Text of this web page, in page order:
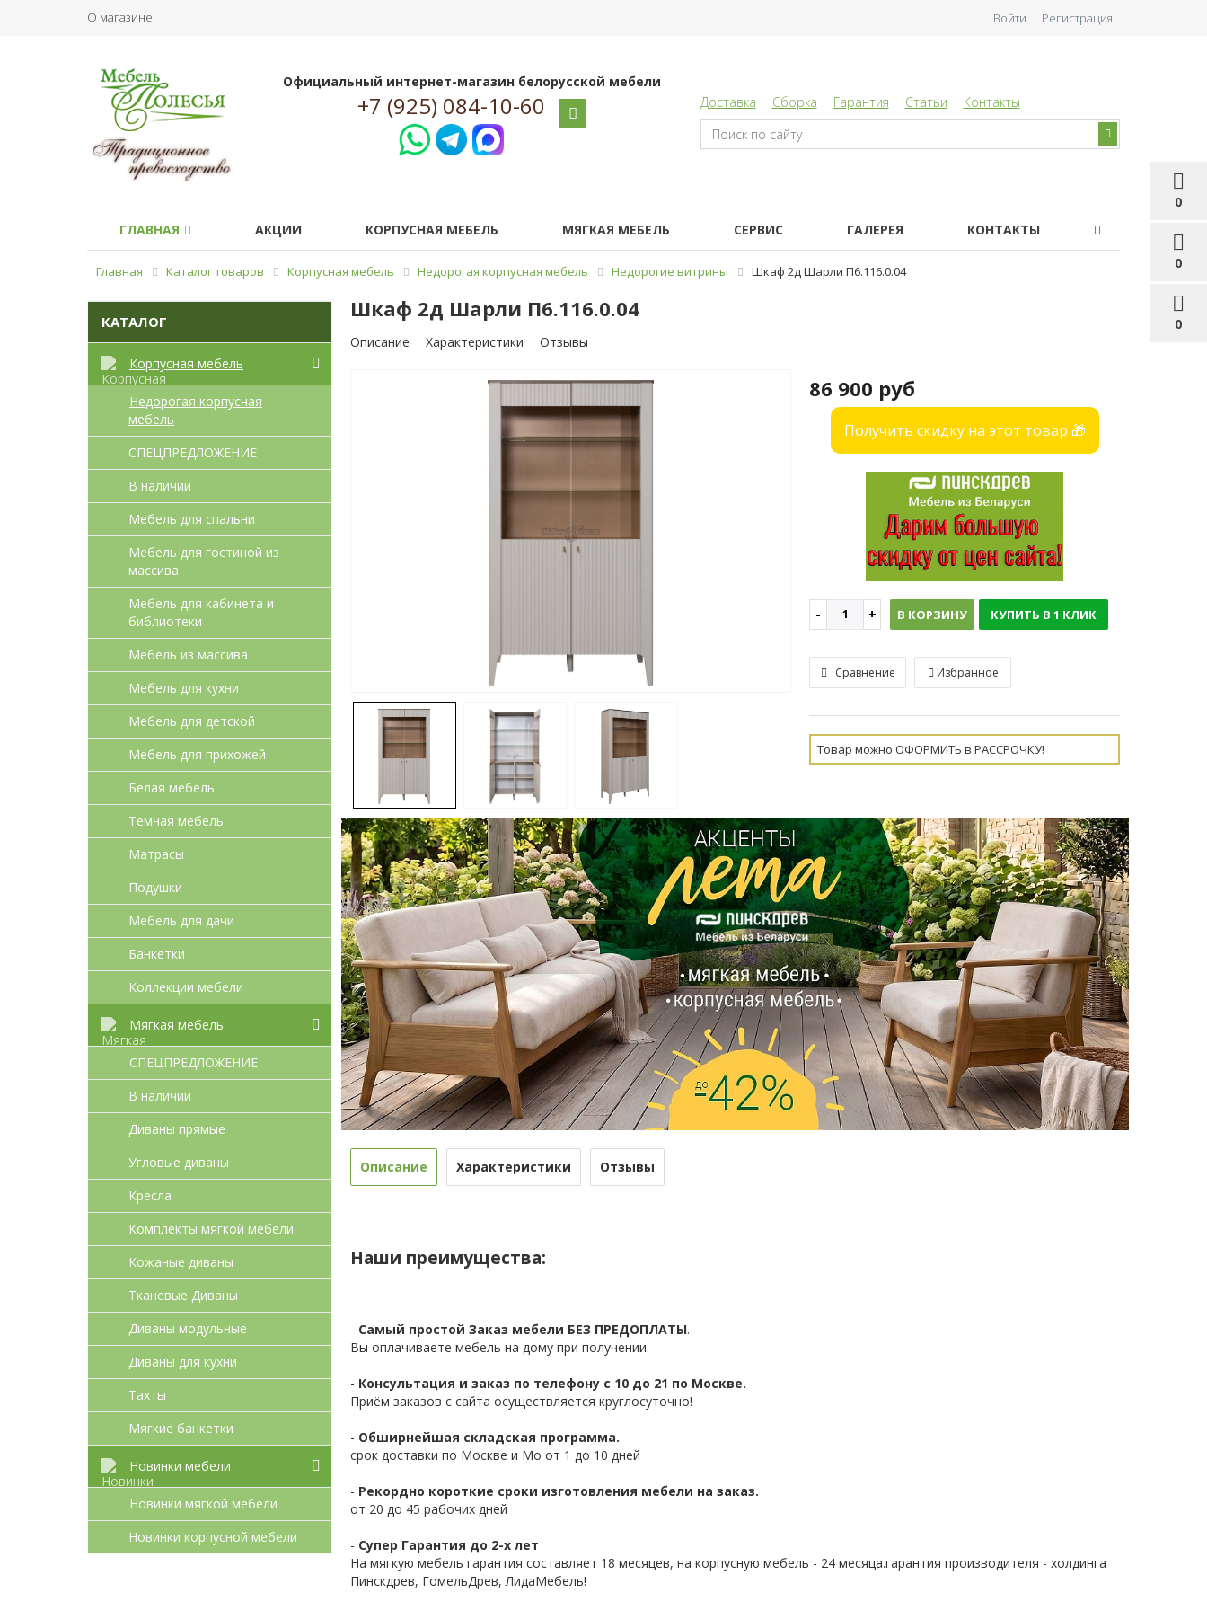
О магазине
0
0
0
Войти Регистрация
Официальный интернет-магазин белорусской мебели
+7 (925) 084-10-60 Доставка Сборка Гарантия Статьи Контакты
ГЛАВНАЯ АКЦИИ КОРПУСНАЯ МЕБЕЛЬ МЯГКАЯ МЕБЕЛЬ СЕРВИС ГАЛЕРЕЯ КОНТАКТЫ
Главная Каталог товаров Корпусная мебель Недорогая корпусная мебель Недорогие витрины Шкаф 2д Шарли П6.116.0.04
КАТАЛОГ
Корпусная мебель
Недорогая корпусная
мебель
СПЕЦПРЕДЛОЖЕНИЕ
В наличии
Мебель для спальни
Мебель для гостиной из
массива
Мебель для кабинета и
библиотеки
Мебель из массива
Мебель для кухни
Мебель для детcкой
Мебель для прихожей
Белая мебель
Темная мебель
Матрасы
Подушки
Мебель для дачи
Банкетки
Коллекции мебели
Мягкая мебель
СПЕЦПРЕДЛОЖЕНИЕ
В наличии
Диваны прямые
Угловые диваны
Кресла
Комплекты мягкой мебели
Кожаные диваны
Тканевые Диваны
Диваны модульные
Диваны для кухни
Тахты
Мягкие банкетки
Новинки мебели
Новинки мягкой мебели
Новинки корпусной мебели
Шкаф 2д Шарли П6.116.0.04
Описание Характеристики Отзывы
86 900 руб
Получить скидку на этот товар 🎁
В КОРЗИНУ КУПИТЬ В 1 КЛИК
Сравнение Избранное
Товар можно ОФОРМИТЬ в РАССРОЧКУ!
Описание Характеристики Отзывы
Наши преимущества:
- Самый простой Заказ мебели БЕЗ ПРЕДОПЛАТЫ.
Вы оплачиваете мебель на дому при получении.
- Консультация и заказ по телефону с 10 до 21 по Москве.
Приём заказов с сайта осуществляется круглосуточно!
- Обширнейшая складская программа.
срок доставки по Москве и Мо от 1 до 10 дней
- Рекордно короткие сроки изготовления мебели на заказ.
от 20 до 45 рабочих дней
- Супер Гарантия до 2-х лет
На мягкую мебель гарантия составляет 18 месяцев, на корпусную мебель - 24 месяца.гарантия производителя - холдинга
Пинскдрев, ГомельДрев, ЛидаМебель!